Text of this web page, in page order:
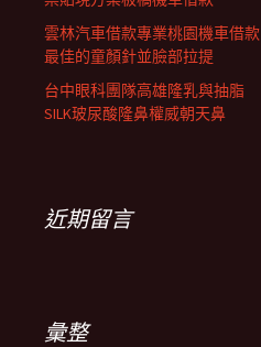
雲林汽車借款專業桃園機車借款
最佳的童顏針並臉部拉提
台中眼科團隊高雄隆乳與抽脂
SILK玻尿酸隆鼻權威朝天鼻
近期留言
彙整